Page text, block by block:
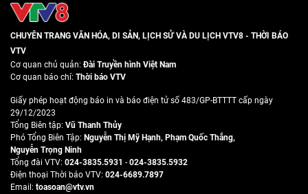
CHUYÊN TRANG VĂN HÓA, DI SẢN, LỊCH SỬ VÀ DU LỊCH VTV8 - THỜI BÁO
VTV
Cơ quan chủ quản:Đài Truyền hình Việt Nam
Cơ quan báo chí: Thời báo VTV
Giấy phép hoạt động báo in và báo điện tử số 483/GP-BTTTT cấp ngày
29/12/2023
Tổng Biên tập: Vũ Thanh Thủy
Phó Tổng Biên Tập: Nguyễn Thị Mỹ Hạnh, Phạm Quốc Thắng,
Nguyễn Trọng Ninh
Tổng đài VTV: 024-3835.5931 - 024-3835.5932
Ðiện thoại Thời báo VTV: 024-6689.7897
Email: toasoan@vtv.vn